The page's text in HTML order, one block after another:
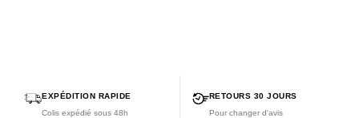
EXPÉDITION RAPIDE
Colis expédié sous 48h
RETOURS 30 JOURS
Pour changer d'avis